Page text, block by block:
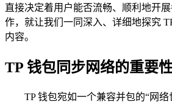
直接决定着用户能否流畅、顺利地开
作，就让我们一同深入、详细地探究
内容。
TP 钱包同步网络的重要
TP 钱包宛如一个兼容并包的“网